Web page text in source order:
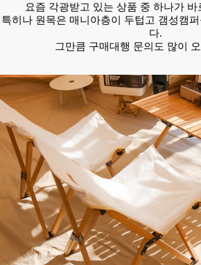
요즘 각광받고 있는 상품 중 하나가 바
특히나 원목은 매니아층이 두텁고 갬성캠
다.
그만큼 구매대행 문의도 많이